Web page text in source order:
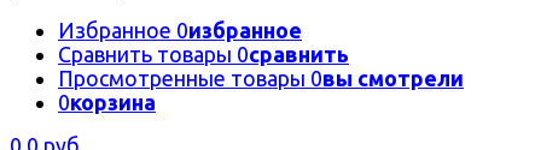
Избранное 0избранное
Сравнить товары 0сравнить
Просмотренные товары 0вы смотрели
0корзина
0 0 руб.